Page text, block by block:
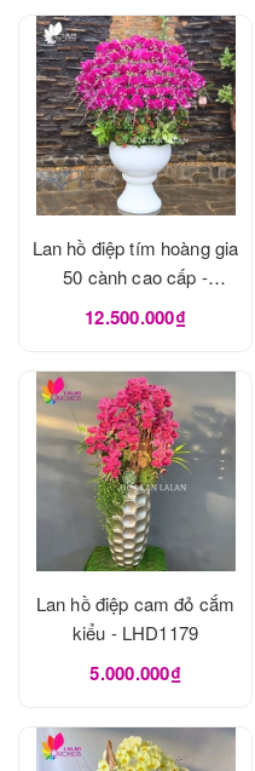
Lan hồ điệp tím hoàng gia
50 cành cao cấp -
LHD1182
12.500.000₫
Lan hồ điệp cam đỏ cắm
kiểu - LHD1179
5.000.000₫